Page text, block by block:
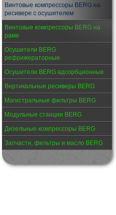
Винтовые компрессоры BERG на
ресивере с осушителем
Винтовые компрессоры BERG на
раме
Осушители BERG
рефрижераторные
Осушители BERG адсорбционные
Вертикальные ресиверы BERG
Магистральные фильтры BERG
Модульные станции BERG
Дизельные компрессоры BERG
Запчасти, фильтры и масло BERG